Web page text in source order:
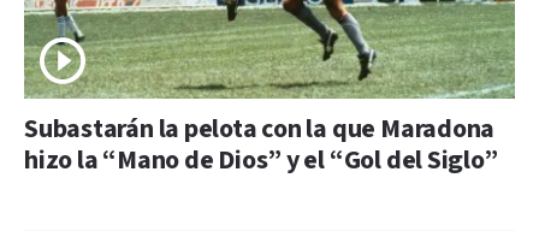
Subastarán la pelota con la que Maradona
hizo la “Mano de Dios” y el “Gol del Siglo”